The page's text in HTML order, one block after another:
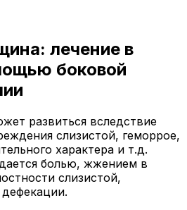
лечение в
боковой
развиться вследствие
слизистой, геморрое,
характера и т.д.
болью, жжением в
слизистой,